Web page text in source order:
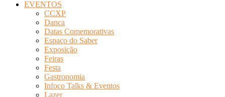
EVENTOS
CCXP
Dança
Datas Comemorativas
Espaço do Saber
Exposição
Feiras
Festa
Gastronomia
Infoco Talks & Eventos
Lazer